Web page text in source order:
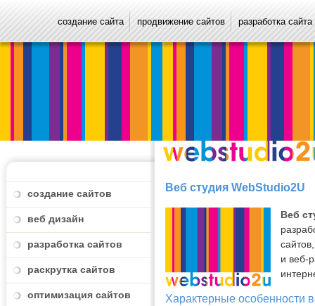
создание сайта продвижение сайтов разработка сайта
создание сайтов
веб дизайн
разработка сайтов
раскрутка сайтов
оптимизация сайтов
Веб студия WebStudio2U
Веб
и веб-
Характерные особенности